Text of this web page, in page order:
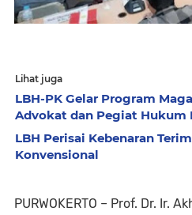
Lihat juga
LBH-PK Gelar Program
Advokat dan Pegiat Hukum
LBH Perisai Kebenaran
Konvensional
PURWOKERTO – Prof. Dr. Ir.